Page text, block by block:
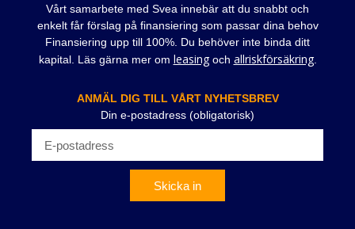
Vårt samarbete med Svea innebär att du snabbt och
enkelt får förslag på finansiering som passar dina behov
Finansiering upp till 100%. Du behöver inte binda ditt
kapital. Läs gärna mer om leasingoch allriskförsäkring.
ANMÄL DIG TILL VÅRT NYHETSBREV
Din e-postadress (obligatorisk)
Skicka in